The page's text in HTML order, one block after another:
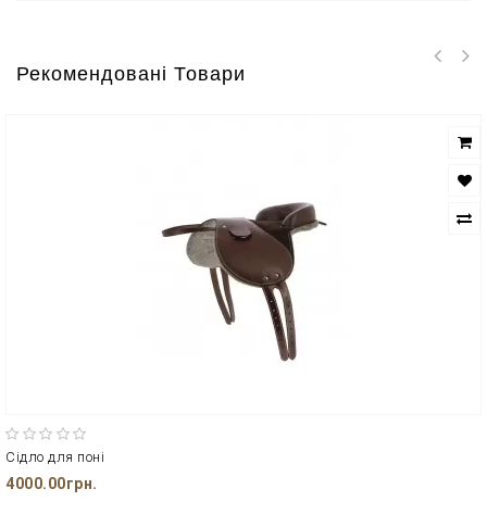
Рекомендовані Товари
Сідло для поні
4000.00грн.